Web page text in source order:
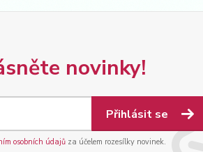
novinky!
Přihlásit se
osobních údajůza účelem rozesílky novinek.